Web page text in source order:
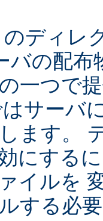
ディレ
バの配布
一つで
サーバ
ます。
にする
イルを
する必